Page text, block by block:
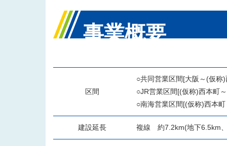
事業概要
区間
○共同営業区間[大阪～(仮称
○JR営業区間[(仮称)西本町
○南海営業区間[(仮称)西本
建設延長 複線 約7.2km(地下6.5km